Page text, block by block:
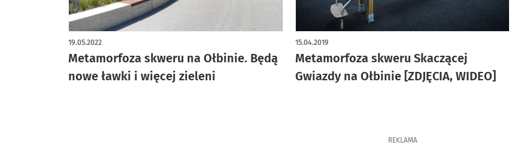
Metamorfoza skweru na Ołbinie. Będą
nowe ławki i więcej zieleni
19.05.2022
Metamorfoza skweru Skaczącej
Gwiazdy na Ołbinie [ZDJĘCIA, WIDEO]
15.04.2019
REKLAMA